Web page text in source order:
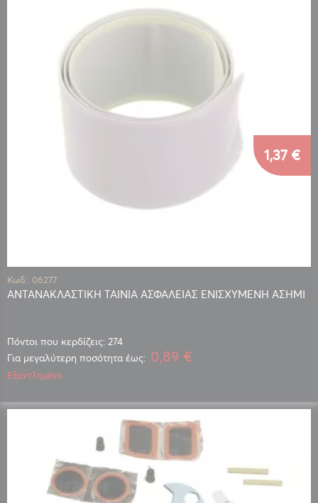
Κωδ.: 06277
ΑΝΤΑΝΑΚΛΑΣΤΙΚΗ ΤΑΙΝΙΑ ΑΣΦΑΛΕΙΑΣ ΕΝΙΣΧΥΜΕΝΗ ΑΣΗΜΙ
Πόντοι που κερδίζεις: 274
1,37 €
Για μεγαλύτερη ποσότητα έως: 0,89 €
Εξαντλημένο